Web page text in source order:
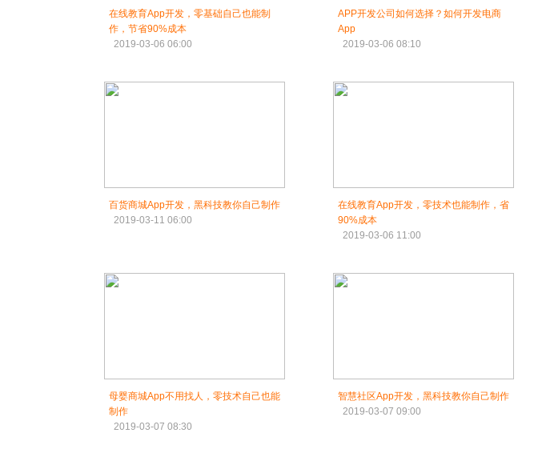
在线教育App开发，零基础自己也能制
作，节省90%成本
2019-03-06 06:00
APP开发公司如何选择？如何开发电商
App
2019-03-06 08:10
百货商城App开发，黑科技教你自己制作
2019-03-11 06:00
在线教育App开发，零技术也能制作，省
90%成本
2019-03-06 11:00
母婴商城App不用找人，零技术自己也能
制作
2019-03-07 08:30
智慧社区App开发，黑科技教你自己制作
2019-03-07 09:00